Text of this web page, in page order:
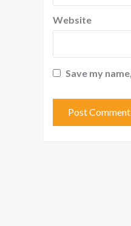
Website
Save my